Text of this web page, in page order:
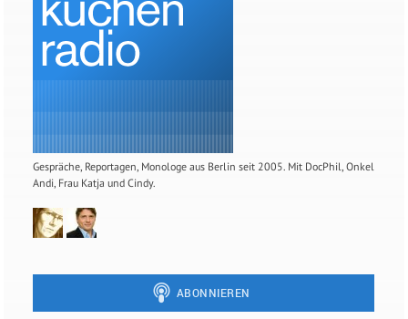
Gespräche, Reportagen, Monologe aus Berlin seit 2005. Mit DocPhil, Onkel
Andi, Frau Katja und Cindy.